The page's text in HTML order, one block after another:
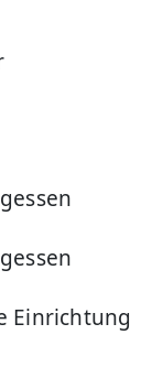
Einrichtung